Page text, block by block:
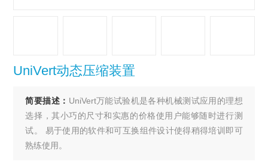
UniVert动态压缩装置
简要描述： UniVert万能试验机是各种机械测试应用的理想
选择，其小巧的尺寸和实惠的价格使用户能够随时进行测
试。 易于使用的软件和可互换组件设计使得稍得培训即可
熟练使用。